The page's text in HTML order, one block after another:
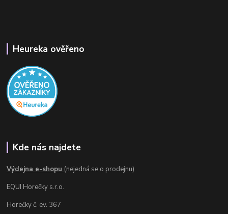
Heureka ověřeno
Kde nás najdete
Výdejna e-shopu (nejedná se o prodejnu)
EQUI Horečky s.r.o.
Horečky č. ev. 367